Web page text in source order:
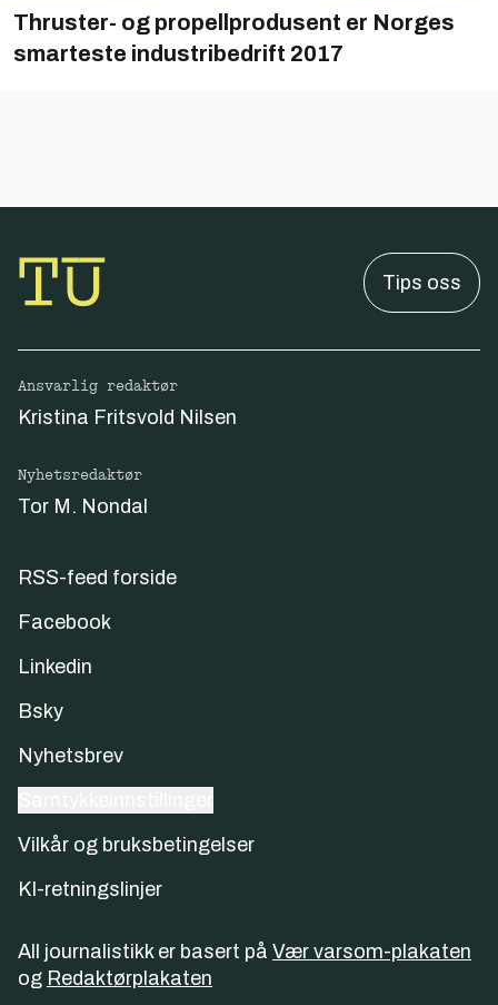
Thruster- og propellprodusent er Norges
smarteste industribedrift 2017
Tips oss
Ansvarlig redaktør
Kristina Fritsvold Nilsen
Nyhetsredaktør
Tor M. Nondal
RSS-feed forside
Facebook
Linkedin
Bsky
Nyhetsbrev
Vilkår og bruksbetingelser
KI-retningslinjer
All journalistikk er basert på Vær varsom-plakaten
og Redaktørplakaten